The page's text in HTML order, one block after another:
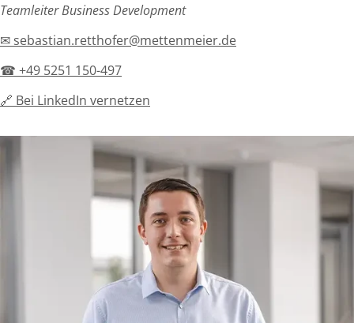
Teamleiter Business Development
✉ sebastian.retthofer@mettenmeier.de
☎ +49 5251 150-497
🔗 Bei LinkedIn vernetzen